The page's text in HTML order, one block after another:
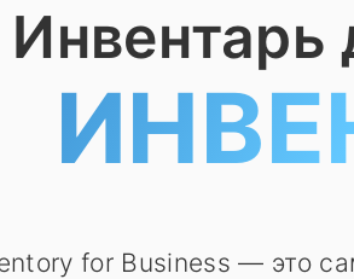
Инвентарь
for Business — это